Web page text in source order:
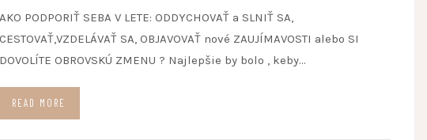
AKO PODPORIŤ SEBA V LETE: ODDYCHOVAŤ a SLNIŤ SA,
CESTOVAŤ,VZDELÁVAŤ SA, OBJAVOVAŤ nové ZAUJÍMAVOSTI alebo SI
DOVOLÍTE OBROVSKÚ ZMENU ? Najlepšie by bolo , keby…
READ MORE